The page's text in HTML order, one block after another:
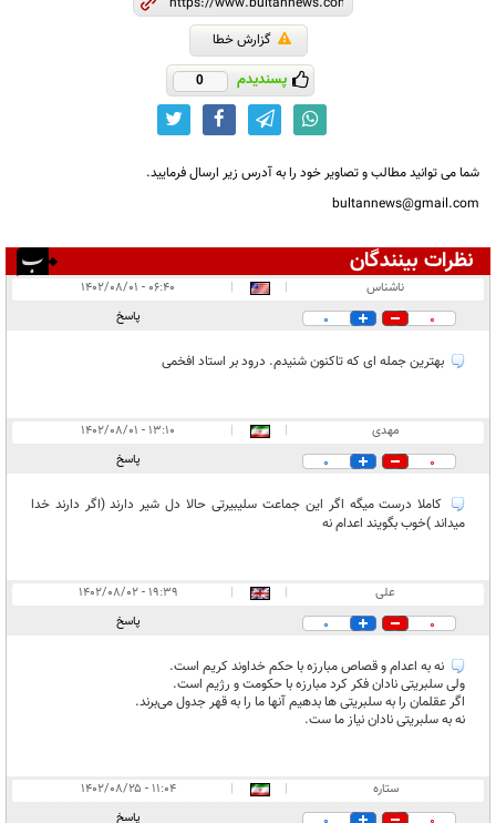
گزارش خطا
پسندیدم 0
شما می توانید مطالب و تصاویر خود را به آدرس زیر ارسال فرمایید.
bultannews@gmail.com
نظرات بینندگان
در انتظار بررسی:
ناشناس |
|
۰۶:۴۰ - ۱۴۰۲/۰۸/۰۱
0
0 پاسخ
بهترین جمله ای که تاکنون شنیدم. درود بر استاد افخمی
مهدی |
|
۱۳:۱۰ - ۱۴۰۲/۰۸/۰۱
0
0 پاسخ
کاملا درست میگه اگر این جماعت سلیبیرتی حالا دل شیر دارند (اگر دارند خدا
میداند )خوب بگویند اعدام نه
علی |
|
۱۹:۳۹ - ۱۴۰۲/۰۸/۰۲
0
0 پاسخ
نه به اعدام و قصاص مبارزه با حکم خداوند کریم است.
ولی سلبریتی نادان فکر کرد مبارزه با حکومت و رژیم است.
اگر عقلمان را به سلبریتی ها بدهیم آنها ما را به قهر جدول می‌برند.
نه به سلبریتی نادان نیاز ما ست.
ستاره |
|
۱۱:۰۴ - ۱۴۰۲/۰۸/۲۵
پاسخ